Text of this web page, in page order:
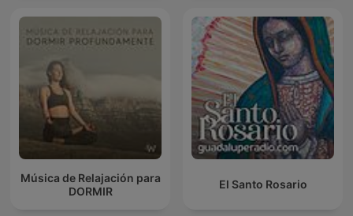
Música de Relajación para
DORMIR
El Santo Rosario